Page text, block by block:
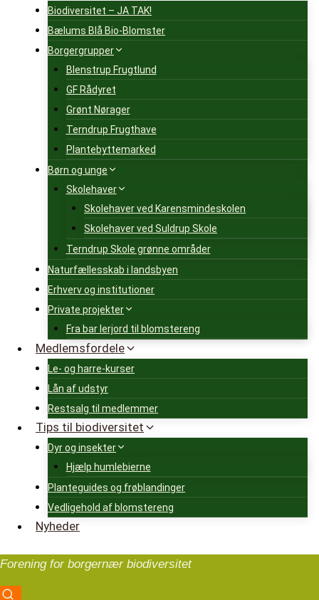
Biodiversitet – JA TAK!
Bælums Blå Bio-Blomster
Borgergrupper
Blenstrup Frugtlund
GF Rådyret
Grønt Nørager
Terndrup Frugthave
Plantebyttemarked
Børn og unge
Skolehaver
Skolehaver ved Karensmindeskolen
Skolehaver ved Suldrup Skole
Terndrup Skole grønne områder
Naturfællesskab i landsbyen
Erhverv og institutioner
Private projekter
Fra bar lerjord til blomstereng
Medlemsfordele
Le- og harre-kurser
Lån af udstyr
Restsalg til medlemmer
Tips til biodiversitet
Dyr og insekter
Hjælp humlebierne
Planteguides og frøblandinger
Vedligehold af blomstereng
Nyheder
Forening for borgernær biodiversitet